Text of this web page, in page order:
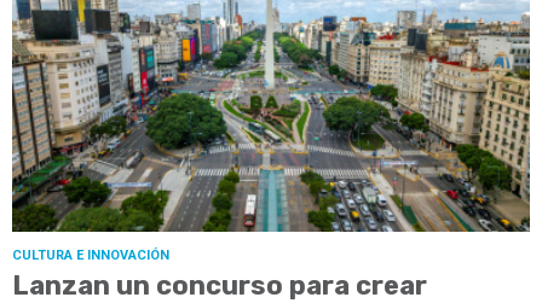
CULTURA E INNOVACIÓN
Lanzan un concurso para crear